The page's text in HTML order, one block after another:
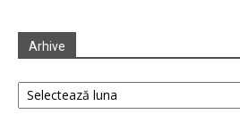
Arhive
Arhive